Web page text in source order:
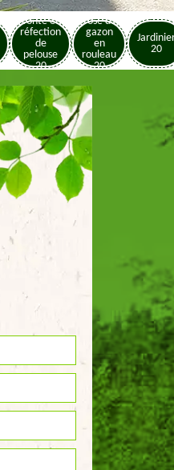
Tonte et
réfection
de
pelouse
20
Pose de
gazon
en
rouleau
20
20